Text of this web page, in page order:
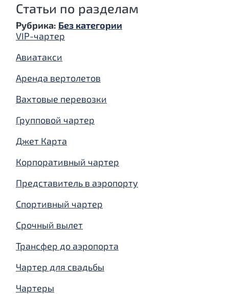
Статьи по разделам
Рубрика: Без категории
VIP-чартер
Авиатакси
Аренда вертолетов
Вахтовые перевозки
Групповой чартер
Джет Карта
Корпоративный чартер
Представитель в аэропорту
Спортивный чартер
Срочный вылет
Трансфер до аэропорта
Чартер для свадьбы
Чартеры